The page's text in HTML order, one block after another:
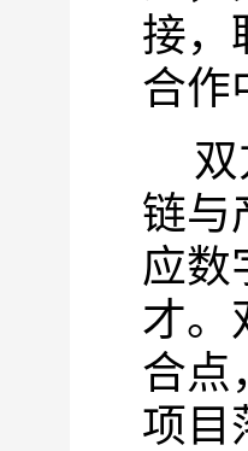
接，
合作
链与
应数
才。
合点
项目